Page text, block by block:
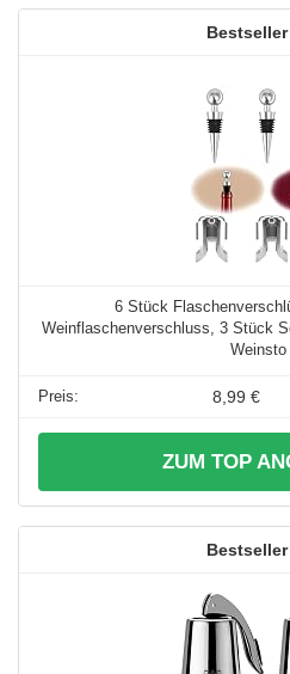
6 Stück
Weinflaschenverschluss, 3 Stück
Weinsto
8,99 €
ZUM TOP